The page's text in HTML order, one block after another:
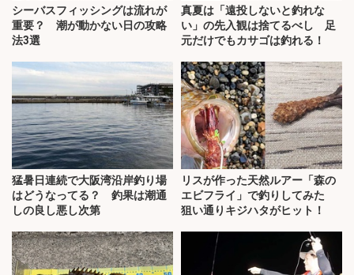
シーバスフィッシングは流れが
重要？ 潮が動かない日の攻略
法3選
真夏は「遠投しないと釣れな
い」の先入観は捨てるべし 足
元だけでもカサゴは釣れる！
猛暑日連続で大阪湾沿岸釣り場
はどうなってる？ 釣果は潮通
しの良し悪し次第
リスが作った天然ルアー「森の
エビフライ」で釣りしてみた
狙い通りキジハタがヒット！